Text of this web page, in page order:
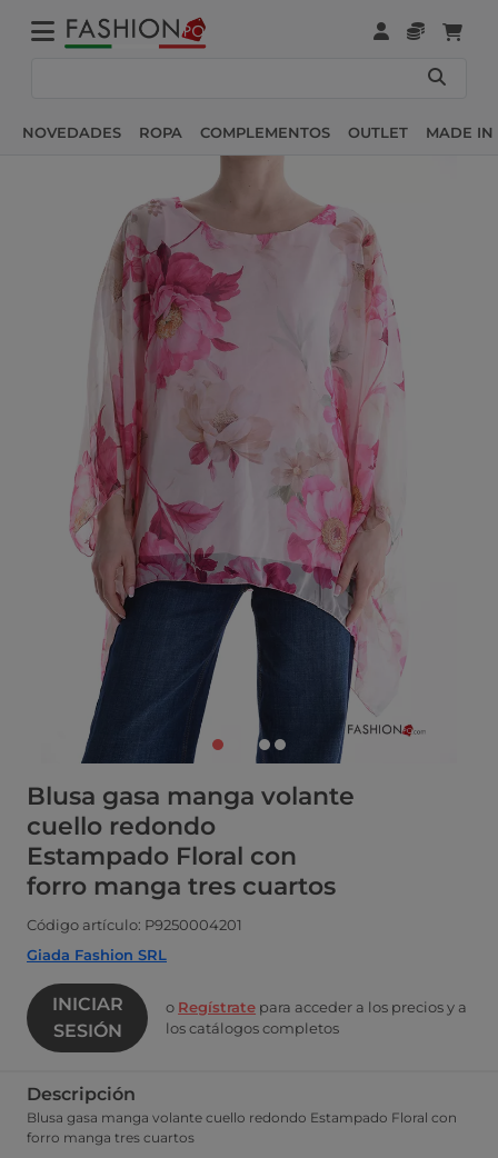
NOVEDADES ROPA COMPLEMENTOS OUTLET MADE IN
Blusa gasa manga volante
cuello redondo
Estampado Floral con
forro manga tres cuartos
Código artículo: P9250004201
Giada Fashion SRL
INICIAR
SESIÓN
o Regístrate para acceder a los precios y a
los catálogos completos
Descripción
Blusa gasa manga volante cuello redondo Estampado Floral con
forro manga tres cuartos